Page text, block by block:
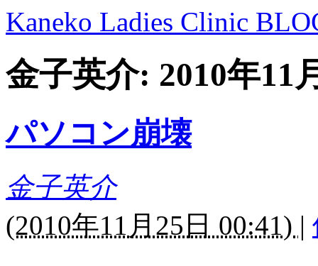
Kaneko Ladies Clinic
金子英介: 2010年11
パソコン崩壊
金子英介
(2010年11月25日 00:41) |